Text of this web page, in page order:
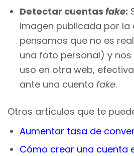
Detectar cuentas fake:
imagen publicada por la
pensamos que no es
una foto personal) y
uso en otra web,
ante una cuenta fake.
Otros artículos que te
Aumentar tasa de
Cómo crear una cuenta